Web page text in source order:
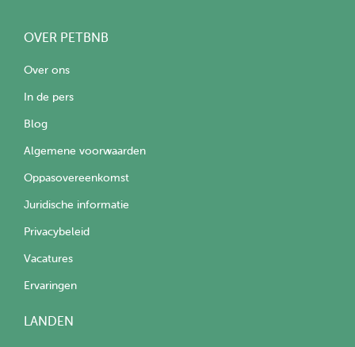
OVER PETBNB
Over ons
In de pers
Blog
Algemene voorwaarden
Oppasovereenkomst
Juridische informatie
Privacybeleid
Vacatures
Ervaringen
LANDEN